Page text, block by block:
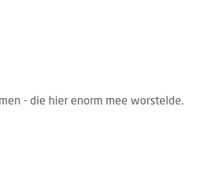
- die hier enorm mee worstelde.